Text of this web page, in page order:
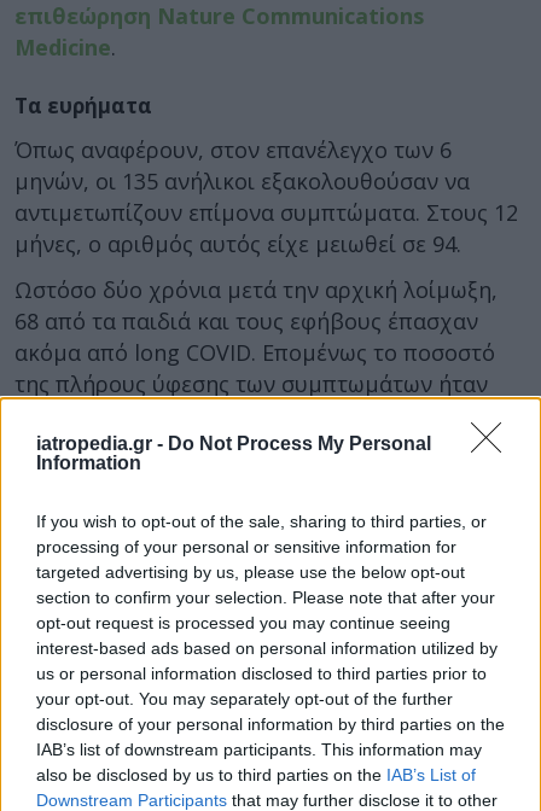
iatropedia.gr - Do Not Process My Personal
Information
If you wish to opt-out of the sale, sharing to third parties, or
processing of your personal or sensitive information for
targeted advertising by us, please use the below opt-out
section to confirm your selection. Please note that after your
opt-out request is processed you may continue seeing
interest-based ads based on personal information utilized by
us or personal information disclosed to third parties prior to
your opt-out. You may separately opt-out of the further
disclosure of your personal information by third parties on the
IAB’s list of downstream participants. This information may
also be disclosed by us to third parties on the IAB’s List of
Downstream Participants that may further disclose it to other
επιθεώρηση Nature Communications
Medicine.
Τα ευρήματα
Όπως αναφέρουν, στον επανέλεγχο των 6
μηνών, οι 135 ανήλικοι εξακολουθούσαν να
αντιμετωπίζουν επίμονα συμπτώματα. Στους 12
μήνες, ο αριθμός αυτός είχε μειωθεί σε 94.
Ωστόσο δύο χρόνια μετά την αρχική λοίμωξη,
68 από τα παιδιά και τους εφήβους έπασχαν
ακόμα από long COVID. Επομένως το ποσοστό
της πλήρους ύφεσης των συμπτωμάτων ήταν
Τα ευρήματά μας υποδηλώνουν ότι οι περισσότεροι
ερώτημα είναι γιατί δεν συμβαίνει το ίδιο με όλους
δήλωσε ο επικεφαλής ερευνητής Dr. Terence
Stephenson, καθηγητής Υγείας των Παιδιών στο
University College του Λονδίνου (UCL).
Η μελέτη έδειξε ακόμα ότι τα κορίτσια είχαν
σχεδόν διπλάσιες πιθανότητες από τα αγόρια να
ταλαιπωρούνται ακόμα από long COVID μετά
από 2 χρόνια. Το ίδιο και οι μεγαλύτερης ηλικίας
έφηβοι.